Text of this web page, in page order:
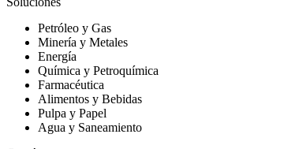
Petróleo y Gas
Minería y Metales
Energía
Química y Petroquímica
Farmacéutica
Alimentos y Bebidas
Pulpa y Papel
Agua y Saneamiento